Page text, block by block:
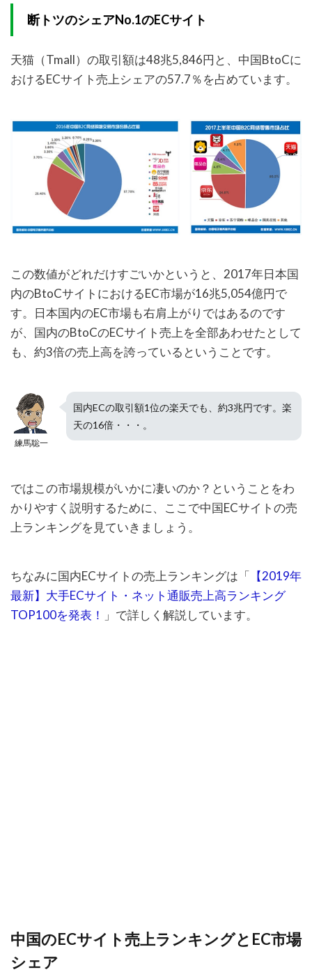
断トツのシェアNo.1のECサイト
天猫（Tmall）の取引額は48兆5,846円と、中国BtoCに
おけるECサイト売上シェアの57.7％を占めています。
この数値がどれだけすごいかというと、2017年日本国
内のBtoCサイトにおけるEC市場が16兆5,054億円で
す。日本国内のEC市場も右肩上がりではあるのです
が、国内のBtoCのECサイト売上を全部あわせたとして
も、約3倍の売上高を誇っているということです。
練馬聡一
国内ECの取引額1位の楽天でも、約3兆円です。楽
天の16倍・・・。
ではこの市場規模がいかに凄いのか？ということをわ
かりやすく説明するために、ここで中国ECサイトの売
上ランキングを見ていきましょう。
ちなみに国内ECサイトの売上ランキングは「 【2019年
最新】大手ECサイト・ネット通販売上高ランキング
TOP100を発表！
」で詳しく解説しています。
中国のECサイト売上ランキングとEC市場
シェア